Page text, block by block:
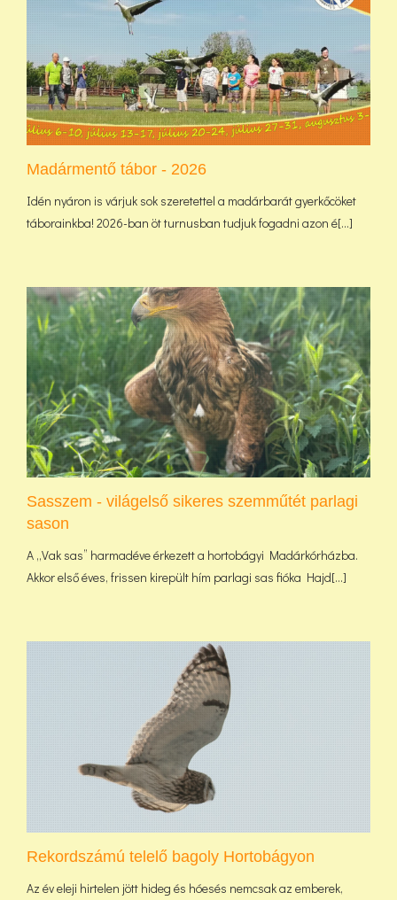
Madármentő tábor - 2026
Idén nyáron is várjuk sok szeretettel a madárbarát gyerkőcöket
táborainkba! 2026-ban öt turnusban tudjuk fogadni azon é[...]
Sasszem - világelső sikeres szemműtét parlagi
sason
A „Vak sas” harmadéve érkezett a hortobágyi Madárkórházba.
Akkor első éves, frissen kirepült hím parlagi sas fióka Hajd[...]
Rekordszámú telelő bagoly Hortobágyon
Az év eleji hirtelen jött hideg és hóesés nemcsak az emberek,